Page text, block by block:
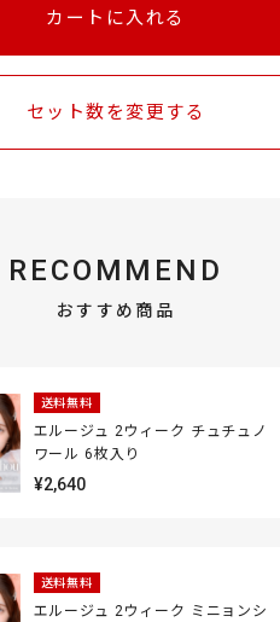
カートに入れる
セット数を変更する
RECOMMEND
おすすめ商品
送料無料
エルージュ 2ウィーク チュチュノ
ワール 6枚入り
¥2,640
送料無料
エルージュ 2ウィーク ミニョンシ